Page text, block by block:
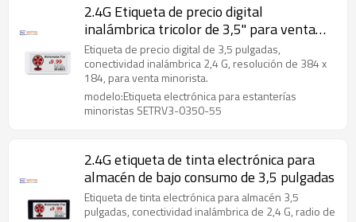
2.4G Etiqueta de precio digital
inalámbrica tricolor de 3,5'' para venta
minorista inteligente
Etiqueta de precio digital de 3,5 pulgadas,
conectividad inalámbrica 2,4 G, resolución de 384 x
184, para venta minorista.
modelo:Etiqueta electrónica para estanterías
minoristas SETRV3-0350-55
2.4G etiqueta de tinta electrónica para
almacén de bajo consumo de 3,5 pulgadas
Etiqueta de tinta electrónica para almacén 3,5
pulgadas, conectividad inalámbrica de 2,4 G, radio de